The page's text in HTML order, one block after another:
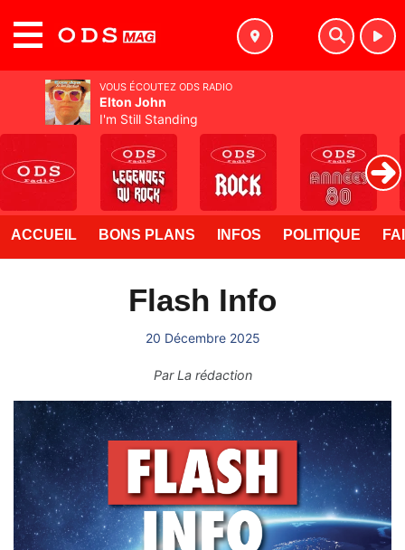
ACCUEIL BONS PLANS INFOS POLITIQUE
Flash Info
20 Décembre 2025
ParLa rédaction
VOUS ÉCOUTEZ ODS RADIO
Elton John
I'm Still Standing